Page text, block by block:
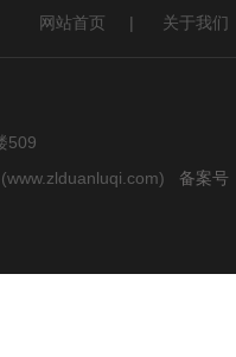
网站首页 | 关于我们
509
备案号